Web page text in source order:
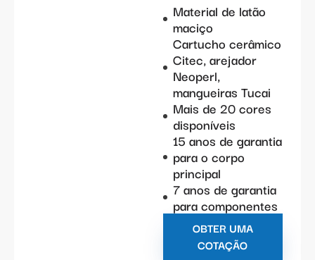
Material de latão
maciço
Cartucho cerâmico
Citec, arejador
Neoperl,
mangueiras Tucai
Mais de 20 cores
disponíveis
15 anos de garantia
para o corpo
principal
7 anos de garantia
para componentes
OBTER UMA
COTAÇÃO